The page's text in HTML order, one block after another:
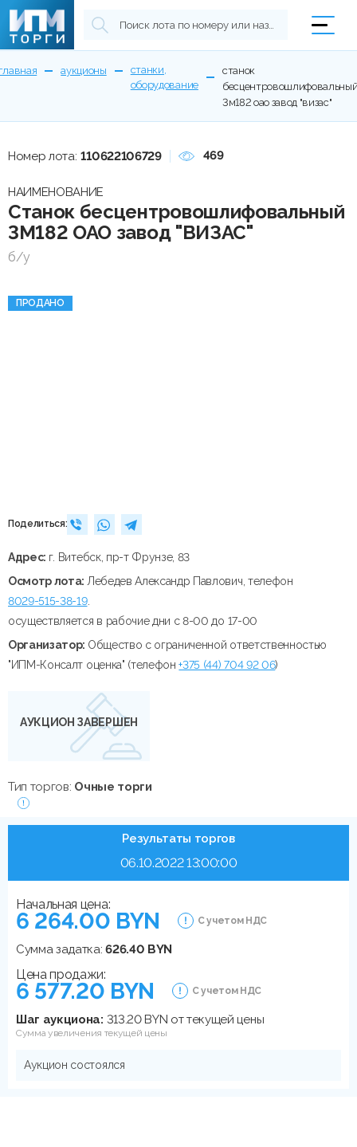
аукционы
станки,
оборудование
станок
3м182 оао завод "визас"
ПРОДАНО
Поделиться:
Номер лота: 110622106729 469
НАИМЕНОВАНИЕ
Станок бесцентровошлифовальный
3М182 ОАО завод "ВИЗАС"
б/у
Адрес: г. Витебск, пр-т Фрунзе, 83
Осмотр лота: Лебедев Александр Павлович, телефон
8029-515-38-19.
осуществляется в рабочие дни с 8-00 до 17-00
Организатор: Общество с ограниченной ответственностью
"ИПМ-Консалт оценка" (телефон+375 (44) 704 92 06)
АУКЦИОН ЗАВЕРШЕН
Тип торгов: Очные торги
Результаты торгов
06.10.2022 13:00:00
Начальная цена:
6 264.00 BYN С учетом НДС
Сумма задатка:626.40 BYN
Цена продажи:
6 577.20 BYN С учетом НДС
Шаг аукциона: 313.20 BYN от текущей цены
Сумма увеличения текущей цены
Аукцион состоялся